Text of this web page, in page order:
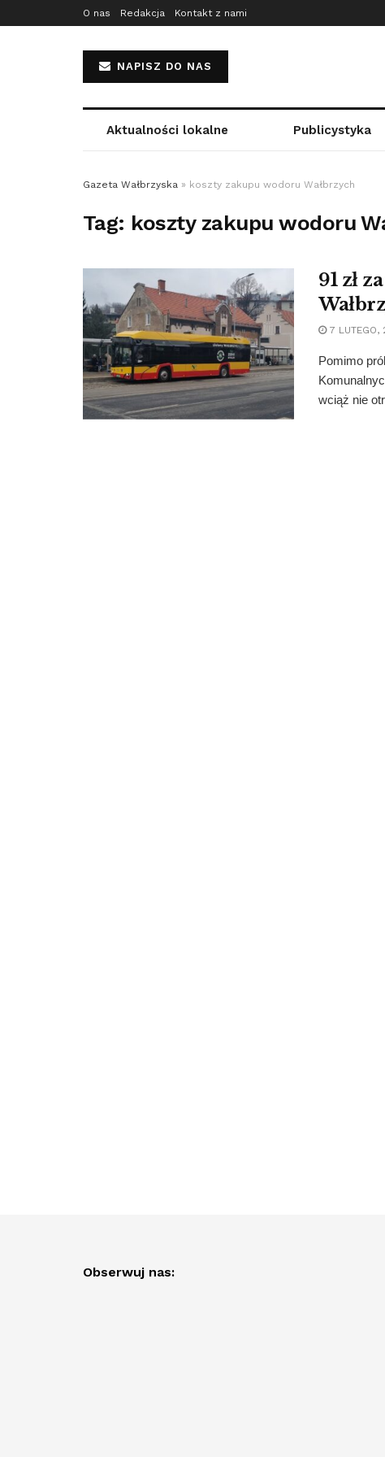
O nas Redakcja Kontakt z nami
NAPISZ DO NAS
Aktualności lokalne Publicystyka
Gazeta Wałbrzyska » koszty zakupu wodoru Wałbrzych
Tag: koszty zakupu wodoru
91 zł
7 LUTEGO,
Pomimo
wciąż nie
Obserwuj nas: